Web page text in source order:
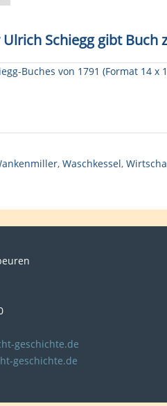
Schiegg gibt Buch
, Waschkessel,
geschichte.de
geschichte.de